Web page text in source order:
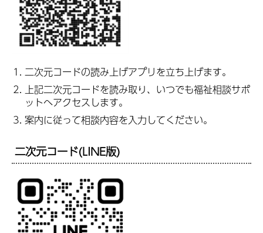
二次元コードの読み上げアプリを立ち上げます。
上記二次元コードを読み取り、いつでも福祉相談サポ
ットへアクセスします。
案内に従って相談内容を入力してください。
二次元コード(LINE版)